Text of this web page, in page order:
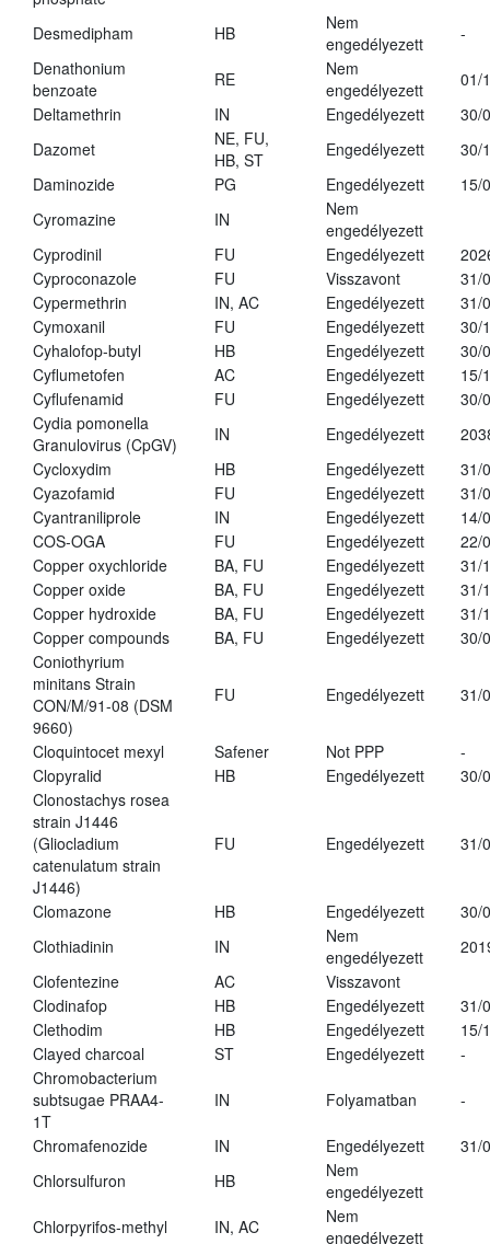
Desmedipham HB
Nem
engedélyezett
-
Denathonium
benzoate
RE
Nem
engedélyezett
01/
Deltamethrin
IN Engedélyezett
30/
Dazomet
NE, FU,
HB, ST
Engedélyezett
30/
Daminozide
PG Engedélyezett
15/
Cyromazine
IN
Nem
engedélyezett
Cyprodinil
FU Engedélyezett
Cyproconazole
FU Visszavont
31/
Cypermethrin
IN, AC Engedélyezett
31/
Cymoxanil
FU Engedélyezett
30/
Cyhalofop-butyl
HB Engedélyezett
30/
Cyflumetofen
AC Engedélyezett
15/
Cyflufenamid
FU Engedélyezett
30/
Cydia pomonella
Granulovirus (CpGV)
IN Engedélyezett
Cycloxydim
HB Engedélyezett
31/
Cyazofamid
FU Engedélyezett
31/
Cyantraniliprole
IN Engedélyezett
14/
COS-OGA
FU Engedélyezett
22/
Copper oxychloride
BA, FU Engedélyezett
31/
Copper oxide
BA, FU Engedélyezett
31/
Copper hydroxide
BA, FU Engedélyezett
31/
Copper compounds
BA, FU Engedélyezett
30/
Coniothyrium
minitans Strain
CON/M/91-08 (DSM
9660)
FU Engedélyezett 31/
Cloquintocet mexyl Safener Not PPP
-
Clopyralid
HB Engedélyezett
30/
Clonostachys rosea
strain J1446
(Gliocladium
catenulatum strain
J1446)
FU Engedélyezett 31/
Clomazone HB Engedélyezett
30/
Clothiadinin
IN
Nem
engedélyezett
Clofentezine
AC
Visszavont
Clodinafop
HB Engedélyezett
31/
Clethodim
HB Engedélyezett
15/
Clayed charcoal
ST Engedélyezett
-
Chromobacterium
subtsugae PRAA4-
1T
IN Folyamatban -
Chromafenozide IN Engedélyezett
31/
Chlorsulfuron
HB
Nem
engedélyezett
Chlorpyrifos-methyl
IN, AC
Nem
engedélyezett